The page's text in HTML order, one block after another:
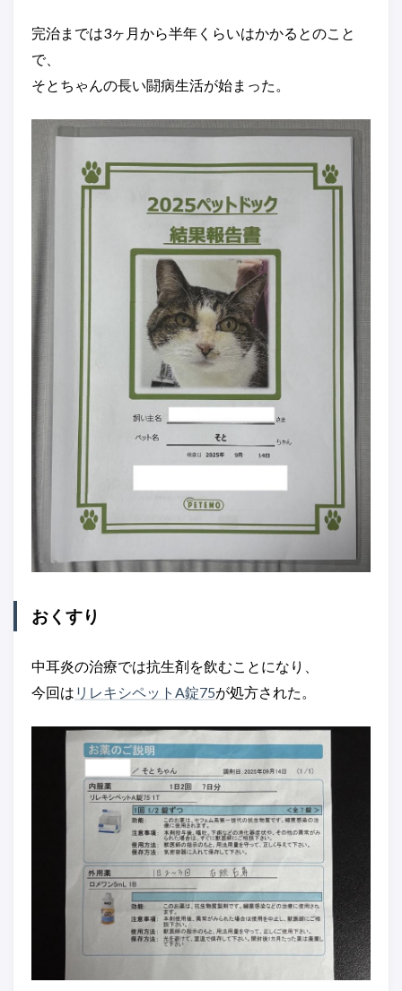
完治までは3ヶ月から半年くらいはかかるとのこと
で、
そとちゃんの長い闘病生活が始まった。
おくすり
中耳炎の治療では抗生剤を飲むことになり、
今回は リレキシペットA錠75が処方された。